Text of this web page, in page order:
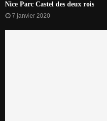
Nice Parc Castel des deux rois
7 janvier 2020